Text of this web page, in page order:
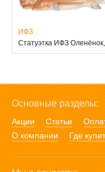
ИФЗ
Статуэтка ИФЗ
Основные разделы:
Акции Статьи
О компании
Где